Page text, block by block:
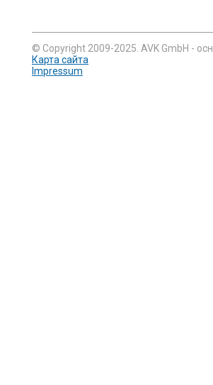
© Copyright 2009-2025. AVK GmbH -
Карта сайта
Impressum